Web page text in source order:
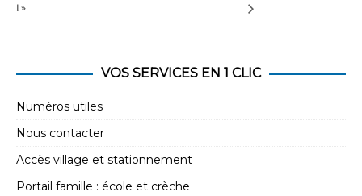
! »
VOS SERVICES EN 1 CLIC
Numéros utiles
Nous contacter
Accès village et stationnement
Portail famille : école et crèche